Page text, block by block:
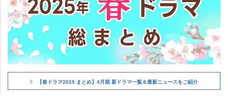
【春ドラマ2025 まとめ】4月期 新ドラマ一覧＆最新ニュースをご紹介